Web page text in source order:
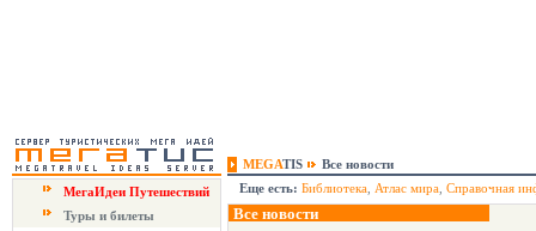
MEGATIS
Все новости
МегаИдеи Путешествий
Туры и билеты
Еще есть: Библиотека Атлас мира Справочная
Все новости